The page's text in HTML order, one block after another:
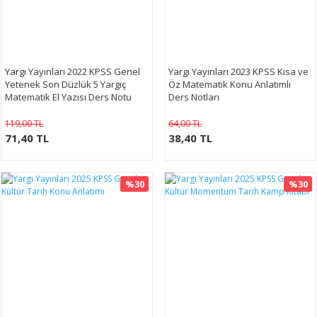
Yargı Yayınları 2022 KPSS Genel
Yetenek Son Düzlük 5 Yargıç
Matematik El Yazısı Ders Notu
119,00 TL
71,40 TL
Yargı Yayınları 2023 KPSS Kısa ve
Öz Matematik Konu Anlatımlı
Ders Notları
64,00 TL
38,40 TL
%30 %30